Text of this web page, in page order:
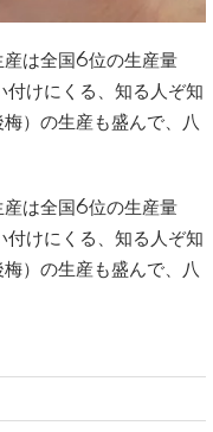
産は全国6位の生産量
けにくる、知る人ぞ知
）の生産も盛んで、八
産は全国6位の生産量
けにくる、知る人ぞ知
）の生産も盛んで、八